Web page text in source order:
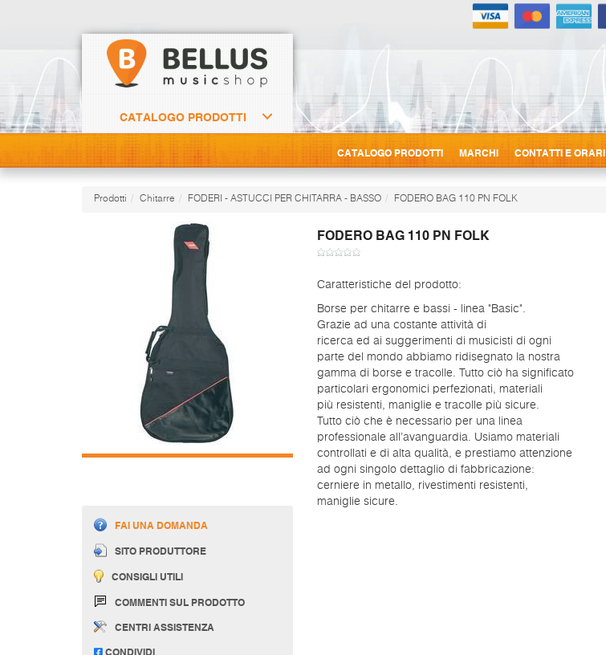
CATALOGO PRODOTTI
CATALOGO PRODOTTI MARCHI CONTATTI E ORARI
Prodotti Chitarre FODERI - ASTUCCI PER CHITARRA - BASSO FODERO BAG 110 PN FOLK
FODERO BAG 110 PN FOLK
FAI UNA DOMANDA
SITO PRODUTTORE
CONSIGLI UTILI
COMMENTI SUL PRODOTTO
CENTRI ASSISTENZA
CONDIVIDI
Caratteristiche del prodotto:
Borse per chitarre e bassi - linea "Basic".
Grazie ad una costante attività di
ricerca ed ai suggerimenti di musicisti di ogni
parte del mondo abbiamo ridisegnato la nostra
gamma di borse e tracolle. Tutto ciò ha significato
particolari ergonomici perfezionati, materiali
più resistenti, maniglie e tracolle più sicure.
Tutto ciò che è necessario per una linea
professionale all’avanguardia. Usiamo materiali
controllati e di alta qualità, e prestiamo attenzione
ad ogni singolo dettaglio di fabbricazione:
cerniere in metallo, rivestimenti resistenti,
maniglie sicure.